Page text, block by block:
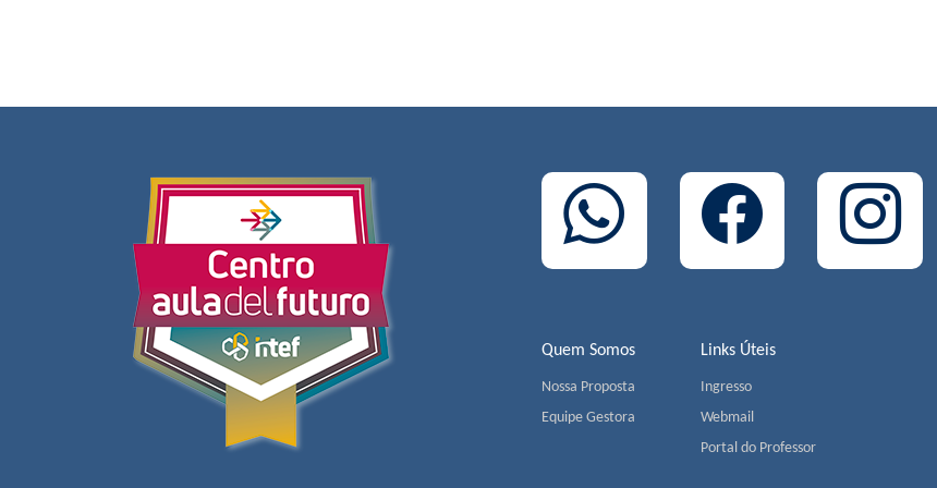
Quem Somos
Nossa Proposta
Equipe Gestora
Links Úteis
Ingresso
Webmail
Portal do Professor